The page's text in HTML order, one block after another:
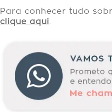
Para conhecer tudo
clique aqui.